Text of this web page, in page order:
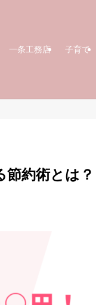
一条工務店 子育て
約術とは？